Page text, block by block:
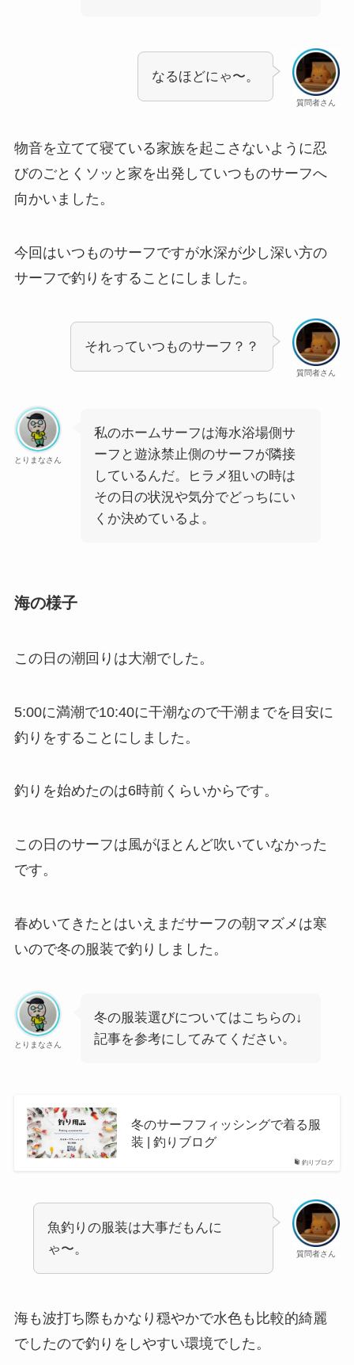
質問者さん
なるほどにゃ〜。
物音を立てて寝ている家族を起こさないように忍
びのごとくソッと家を出発していつものサーフへ
向かいました。
今回はいつものサーフですが水深が少し深い方の
サーフで釣りをすることにしました。
質問者さん
それっていつものサーフ？？
とりまなさん
私のホームサーフは海水浴場側サ
ーフと遊泳禁止側のサーフが隣接
しているんだ。ヒラメ狙いの時は
その日の状況や気分でどっちにい
くか決めているよ。
海の様子
この日の潮回りは大潮でした。
5:00に満潮で10:40に干潮なので干潮までを目安に
釣りをすることにしました。
釣りを始めたのは6時前くらいからです。
この日のサーフは風がほとんど吹いていなかった
です。
春めいてきたとはいえまだサーフの朝マズメは寒
いので冬の服装で釣りしました。
とりまなさん
冬の服装選びについてはこちらの↓
記事を参考にしてみてください。
釣りブログ
冬のサーフフィッシングで着る服
装 | 釣りブログ
質問者さん
魚釣りの服装は大事だもんに
ゃ〜。
海も波打ち際もかなり穏やかで水色も比較的綺麗
でしたので釣りをしやすい環境でした。